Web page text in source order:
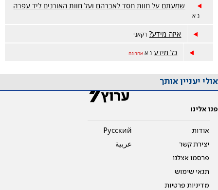
שמעתם על חוות חסד לאברהם ועל חוות האורנים ליד עפרה
נ א
איזה מידע? רקאני
כל מידע נ א אחרונה
אולי יעניין אותך
פנו אלינו
אודות
יצירת קשר
פרסמו אצלנו
תנאי שימוש
מדיניות פרטיות
Pусский
عربية